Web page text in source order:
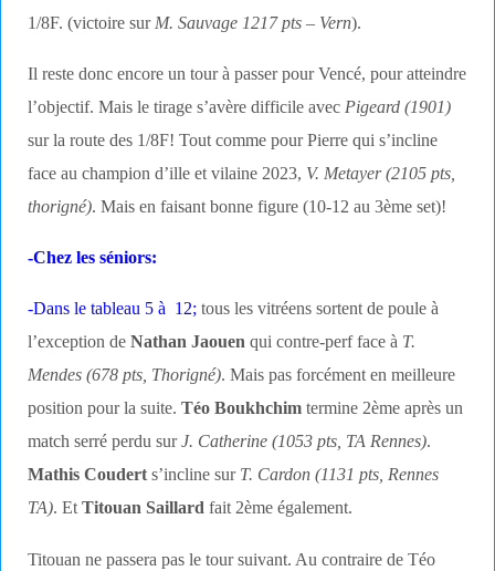
1/8F. (victoire surM. Sauvage 1217 pts – Vern).
Il reste donc encore un tour à passer pour Vencé, pour atteindre
l’objectif. Mais le tirage s’avère difficile avecPigeard (1901)
sur la route des 1/8F! Tout comme pour Pierre qui s’incline
face au champion d’ille et vilaine 2023, V. Metayer (2105 pts,
thorigné). Mais en faisant bonne figure (10-12 au 3ème set)!
-Chez les séniors:
-Dans le tableau 5 à 12;tous les vitréens sortent de poule à
l’exception deNathan Jaouen qui contre-perf face à T.
Mendes (678 pts, Thorigné). Mais pas forcément en meilleure
position pour la suite.Téo Boukhchim termine 2ème après un
match serré perdu surJ. Catherine (1053 pts, TA Rennes).
Mathis Couderts’incline sur T. Cardon (1131 pts, Rennes
TA). EtTitouan Saillard fait 2ème également.
Titouan ne passera pas le tour suivant. Au contraire de Téo